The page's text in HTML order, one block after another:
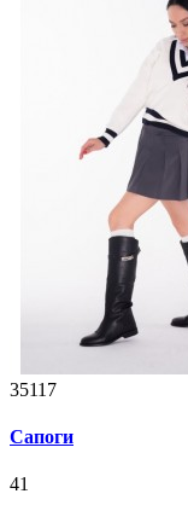
35117
Сапоги
41